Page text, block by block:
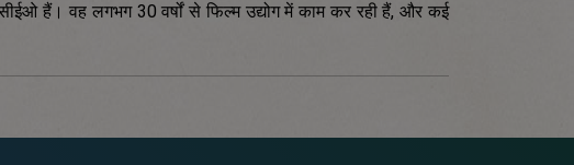
सीईओ हैं। वह लगभग 30 वर्षों से फिल्म उद्योग में काम कर रही हैं, और कई